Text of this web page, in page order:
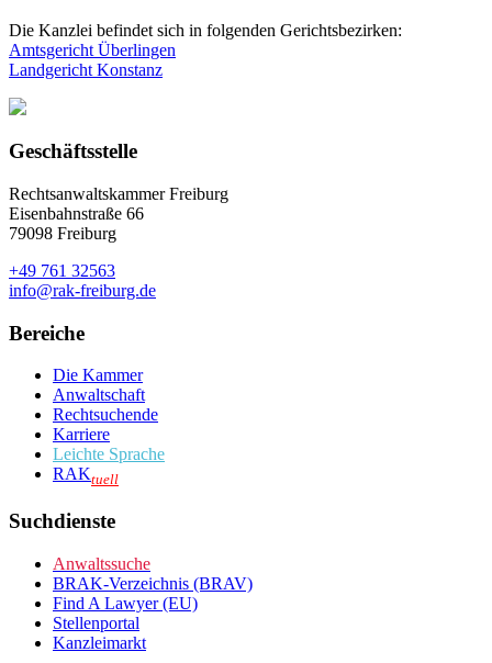
Die Kanzlei befindet sich in folgenden Gerichtsbezirken:
Amtsgericht Überlingen
Landgericht Konstanz
Geschäftsstelle
Rechtsanwaltskammer Freiburg
Eisenbahnstraße 66
79098 Freiburg
+49 761 32563
info@rak-freiburg.de
Bereiche
Die Kammer
Anwaltschaft
Rechtsuchende
Karriere
Leichte Sprache
RAKtuell
Suchdienste
Anwaltssuche
BRAK-Verzeichnis (BRAV)
Find A Lawyer (EU)
Stellenportal
Kanzleimarkt